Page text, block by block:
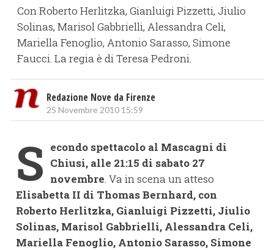
Con Roberto Herlitzka, Gianluigi Pizzetti, Jiulio
Solinas, Marisol Gabbrielli, Alessandra Celi,
Mariella Fenoglio, Antonio Sarasso, Simone
Faucci. La regia è di Teresa Pedroni.
Redazione Nove da Firenze
25 Novembre 2010 15:59
S econdo spettacolo al Mascagni di
Chiusi, alle 21:15 di sabato 27
novembre. Va in scena un atteso
Elisabetta II di Thomas Bernhard, con
Roberto Herlitzka, Gianluigi Pizzetti, Jiulio
Solinas, Marisol Gabbrielli, Alessandra Celi,
Mariella Fenoglio, Antonio Sarasso, Simone